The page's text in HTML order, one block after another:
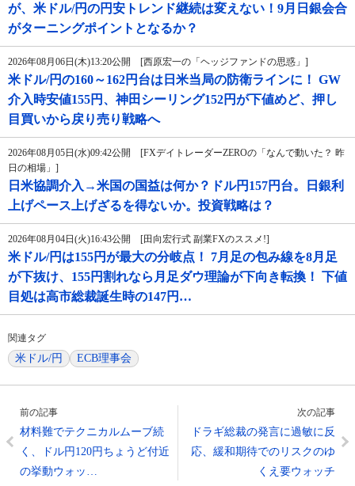
が、米ドル/円の円安トレンド継続は変えない！9月日銀会合
がターニングポイントとなるか？
2026年08月06日(木)13:20公開 [西原宏一の「ヘッジファンドの思惑」]
米ドル/円の160～162円台は日米当局の防衛ラインに！ GW
介入時安値155円、神田シーリング152円が下値めど、押し
目買いから戻り売り戦略へ
2026年08月05日(水)09:42公開 [FXデイトレーダーZEROの「なんで動いた？ 昨
日の相場」]
日米協調介入→米国の国益は何か？ドル円157円台。日銀利
上げペース上げざるを得ないか。投資戦略は？
2026年08月04日(火)16:43公開 [田向宏行式 副業FXのススメ!]
米ドル/円は155円が最大の分岐点！ 7月足の包み線を8月足
が下抜け、155円割れなら月足ダウ理論が下向き転換！ 下値
目処は高市総裁誕生時の147円…
関連タグ
米ドル/円 ECB理事会
前の記事
材料難でテクニカルムーブ続
く、ドル円120円ちょうど付近
の挙動ウォッ…
次の記事
ドラギ総裁の発言に過敏に反
応、緩和期待でのリスクのゆ
くえ要ウォッチ